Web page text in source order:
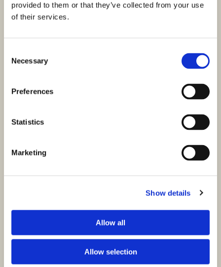
provided to them or that they’ve collected from your use
of their services.
Selection
Necessary
Preferences
Statistics
Marketing
Show details
Allow all
Allow selection